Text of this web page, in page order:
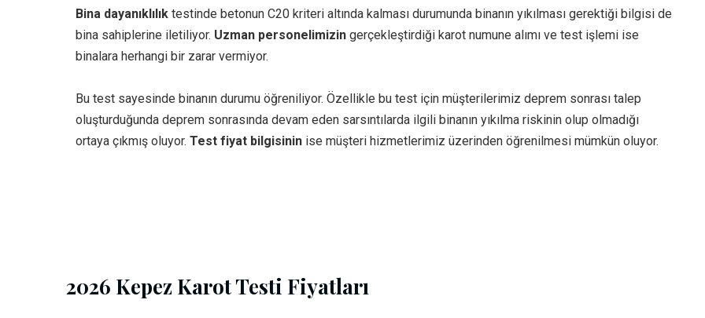
Bina dayanıklılık testinde betonun C20 kriteri altında kalması durumunda binanın yıkılması gerektiği bilgisi de
bina sahiplerine iletiliyor. Uzman personelimizin gerçekleştirdiği karot numune alımı ve test işlemi ise
binalara herhangi bir zarar vermiyor.
Bu test sayesinde binanın durumu öğreniliyor. Özellikle bu test için müşterilerimiz deprem sonrası talep
oluşturduğunda deprem sonrasında devam eden sarsıntılarda ilgili binanın yıkılma riskinin olup olmadığı
ortaya çıkmış oluyor. Test fiyat bilgisinin ise müşteri hizmetlerimiz üzerinden öğrenilmesi mümkün oluyor.
2026 Kepez Karot Testi Fiyatları